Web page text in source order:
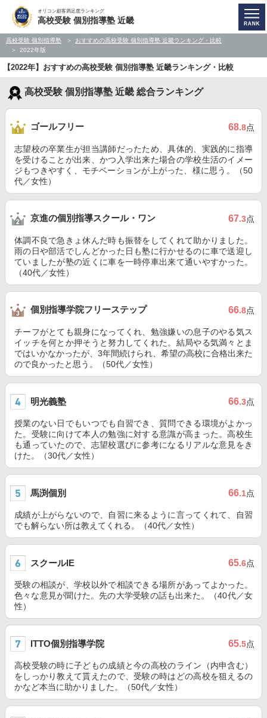
オリコン顧客満足度ランキング
高校受験 個別指導塾 近畿
高校受験 個別指導塾
おすすめの高校受験 個別指導塾 近畿ランキング・比較
2022年版
【2022年】おすすめの高校受験 個別指導塾 近畿ランキング・比較
高校受験 個別指導塾 近畿 総合ランキング
ゴールフリー 68.8点
志望校の卒業生が担当講師だったため、具体的、実践的に指導
を受けることが出来、かつ入学出来た場合の学校生活のイメー
ジもつきやすく、モチベーションが上がった、様に思う。（50
代／女性）
京進の個別指導スクール・ワン 67.3点
体調不良で急きょ休んだ時も振替をしてくれて助かりました。
雨の日や部活でしんどかった日も塾に行かせるのに車で送迎し
ていましたが塾の近くに車を一時停車出来て通いやすかった。
（40代／女性）
個別指導学院フリーステップ 66.8点
チーフがとても親身になってくれ、勉強嫌いの息子のやる気ス
イッチを何とか押そうと努力してくれた。結局やる気満々とま
ではいかなかったが、3年間続けられ、希望の高校に合格出来た
ので良かったと思う。（50代／女性）
明光義塾 66.3点
授業のない日でもいつでも自習でき、質問できる環境がよかっ
た。受験に向けて本人の勉強に対する意識が高まった。高校生
も通っていたので、志望校選びに参考になるリアルな意見をき
けた。（30代／女性）
馬渕個別 66.1点
成績が上がらないので、自習に来るように言ってくれて、自習
でも解らない所は教えてくれる。（40代／女性）
スクールIE 65.6点
受験の相談が、学校以外で相談できる場所があってよかった。
色々な意見が聞けた。先の大学受験の話も出来た。（40代／女
性）
ITTO個別指導学院 65.5点
高校受験の時に子どもの成績と今の高校のライン（内申含む）
をしっかり教えて貰えたので、受験の時はどの高校を狙えるの
かなど本当に助かりました。（50代／女性）